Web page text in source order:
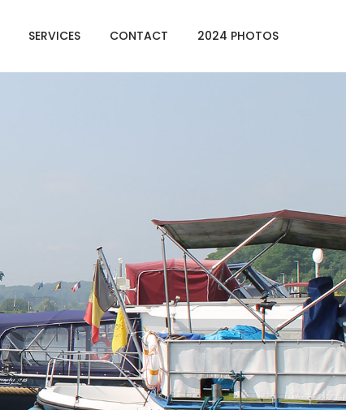
SERVICES CONTACT 2024 PHOTOS